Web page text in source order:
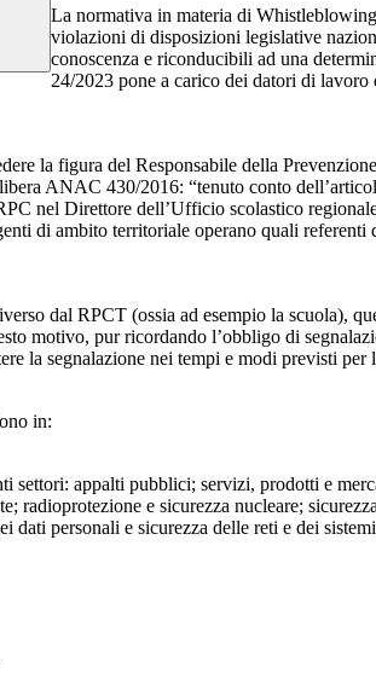
La normativa in materia di
violazioni di disposizioni legislative
conoscenza e riconducibili ad una
24/2023 pone a carico dei datori di
la figura del Responsabile della
ANAC 430/2016: “tenuto conto
nel Direttore dell’Ufficio scolastico
di ambito territoriale operano quali referenti
dal RPCT (ossia ad esempio la scuola),
motivo, pur ricordando l’obbligo di
la segnalazione nei tempi e modi previsti per
in:
appalti pubblici; servizi, prodotti e
radioprotezione e sicurezza nucleare;
dati personali e sicurezza delle reti e dei